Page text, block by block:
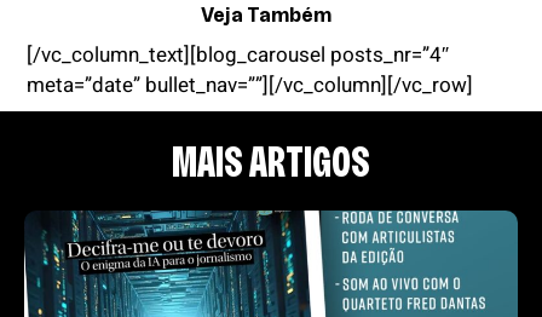
Veja Também
[/vc_column_text][blog_carousel posts_nr=”4″
meta=”date” bullet_nav=””][/vc_column][/vc_row]
MAIS ARTIGOS